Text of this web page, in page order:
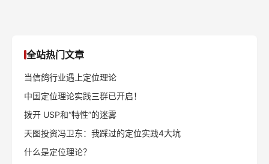
全站热门文章
当信鸽行业遇上定位理论
中国定位理论实践三群已开启！
拨开 USP和“特性”的迷雾
天图投资冯卫东：我踩过的定位实践4大坑
什么是定位理论？